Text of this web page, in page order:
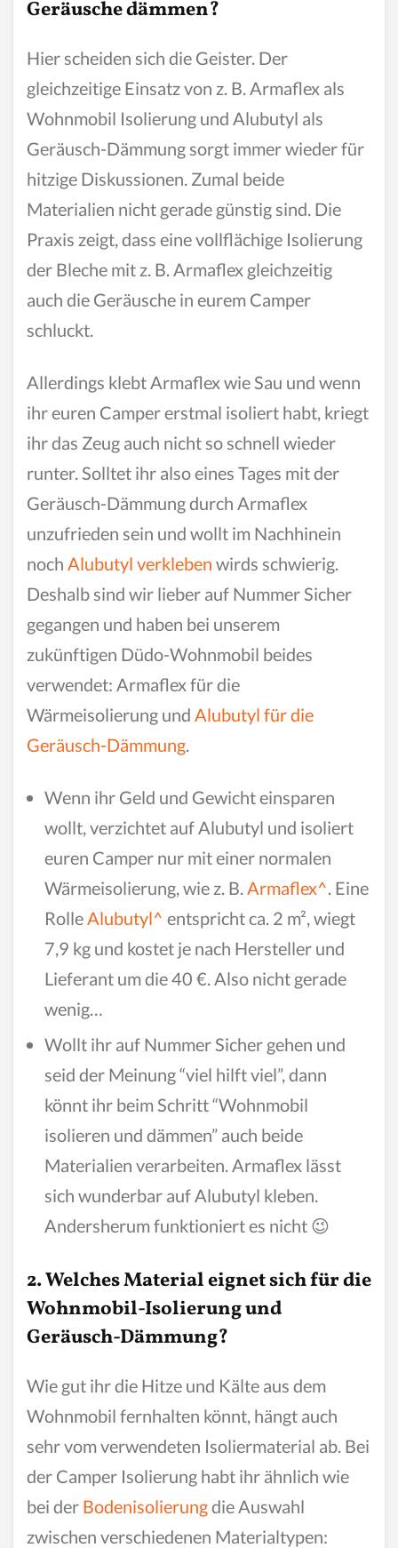
Geräusche dämmen?
Hier scheiden sich die Geister. Der
gleichzeitige Einsatz von z. B. Armaflex als
Wohnmobil Isolierung und Alubutyl als
Geräusch-Dämmung sorgt immer wieder für
hitzige Diskussionen. Zumal beide
Materialien nicht gerade günstig sind. Die
Praxis zeigt, dass eine vollflächige Isolierung
der Bleche mit z. B. Armaflex gleichzeitig
auch die Geräusche in eurem Camper
schluckt.
Allerdings klebt Armaflex wie Sau und wenn
ihr euren Camper erstmal isoliert habt, kriegt
ihr das Zeug auch nicht so schnell wieder
runter. Solltet ihr also eines Tages mit der
Geräusch-Dämmung durch Armaflex
unzufrieden sein und wollt im Nachhinein
noch Alubutyl verkleben wirds schwierig.
Deshalb sind wir lieber auf Nummer Sicher
gegangen und haben bei unserem
zukünftigen Düdo-Wohnmobil beides
verwendet: Armaflex für die
Wärmeisolierung und Alubutyl für die
Geräusch-Dämmung.
Wenn ihr Geld und Gewicht einsparen
wollt, verzichtet auf Alubutyl und isoliert
euren Camper nur mit einer normalen
Wärmeisolierung, wie z. B. Armaflex^. Eine
Rolle Alubutyl^ entspricht ca. 2 m², wiegt
7,9 kg und kostet je nach Hersteller und
Lieferant um die 40 €. Also nicht gerade
wenig…
Wollt ihr auf Nummer Sicher gehen und
seid der Meinung “viel hilft viel”, dann
könnt ihr beim Schritt “Wohnmobil
isolieren und dämmen” auch beide
Materialien verarbeiten. Armaflex lässt
sich wunderbar auf Alubutyl kleben.
Andersherum funktioniert es nicht 😉
2. Welches Material eignet sich für die
Wohnmobil-Isolierung und
Geräusch-Dämmung?
Wie gut ihr die Hitze und Kälte aus dem
Wohnmobil fernhalten könnt, hängt auch
sehr vom verwendeten Isoliermaterial ab. Bei
der Camper Isolierung habt ihr ähnlich wie
bei der Bodenisolierungdie Auswahl
zwischen verschiedenen Materialtypen: